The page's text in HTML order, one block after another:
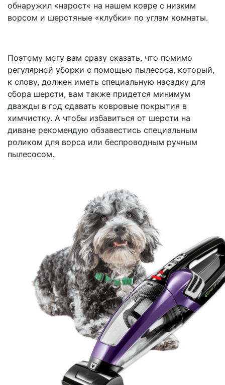
обнаружил «нарост« на нашем ковре с низким
ворсом и шерстяные «клубки» по углам комнаты.
Поэтому могу вам сразу сказать, что помимо
регулярной уборки с помощью пылесоса, который,
к слову, должен иметь специальную насадку для
сбора шерсти, вам также придется минимум
дважды в год сдавать ковровые покрытия в
химчистку. А чтобы избавиться от шерсти на
диване рекомендую обзавестись специальным
роликом для ворса или беспроводным ручным
пылесосом.